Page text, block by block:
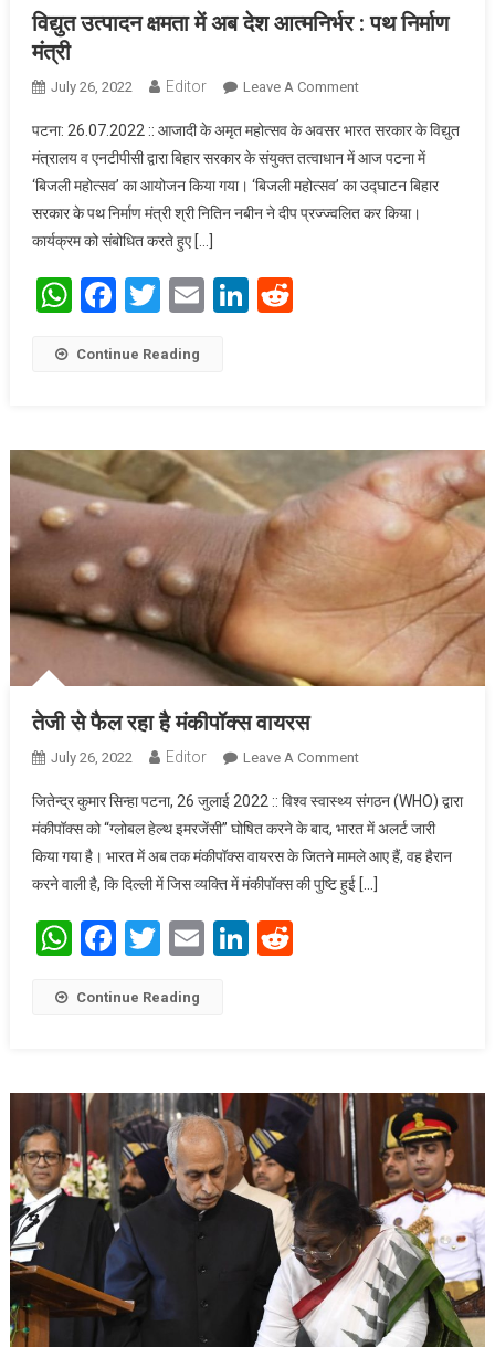
विद्युत उत्पादन क्षमता में अब देश आत्मनिर्भर : पथ निर्माण
मंत्री
July 26, 2022 Editor Leave A CommentOn विद्युत उत्पादन क्षमता
पथ निर्माण मंत्री
पटना: 26.07.2022 :: आजादी के अमृत महोत्सव के अवसर भारत सरकार के विद्युत
मंत्रालय व एनटीपीसी द्वारा बिहार सरकार के संयुक्त तत्वाधान में आज पटना में
‘बिजली महोत्सव’ का आयोजन किया गया। ‘बिजली महोत्सव’ का उद्घाटन बिहार
सरकार के पथ निर्माण मंत्री श्री नितिन नबीन ने दीप प्रज्ज्वलित कर किया।
कार्यक्रम को संबोधित करते हुए […]
WhatsApp
Facebook
Twitter
EmailLinkedIn
Reddit
Continue Reading
तेजी से फैल रहा है मंकीपॉक्स वायरस
July 26, 2022 Editor Leave A CommentOn तेजी से फैल रहा है
जितेन्द्र कुमार सिन्हा पटना, 26 जुलाई 2022 :: विश्व स्वास्थ्य संगठन (WHO) द्वारा
मंकीपॉक्स को “ग्लोबल हेल्थ इमरजेंसी” घोषित करने के बाद, भारत में अलर्ट जारी
किया गया है। भारत में अब तक मंकीपॉक्स वायरस के जितने मामले आए हैं, वह हैरान
करने वाली है, कि दिल्ली में जिस व्यक्ति में मंकीपॉक्स की पुष्टि हुई […]
WhatsApp
Facebook
Twitter
EmailLinkedIn
Reddit
Continue Reading